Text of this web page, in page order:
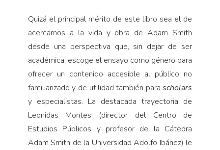
Quizá el principal mérito de este libro sea el de
acercarnos a la vida y obra de Adam Smith
desde una perspectiva que, sin dejar de ser
académica, escoge el ensayo como género para
ofrecer un contenido accesible al público no
familiarizado y de utilidad también parascholars
y especialistas. La destacada trayectoria de
Leonidas Montes (director del Centro de
Estudios Públicos y profesor de la Cátedra
Adam Smith de la Universidad Adolfo Ibáñez) le